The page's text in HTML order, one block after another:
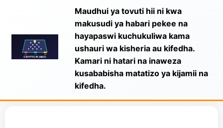
Maudhui ya tovuti hii ni kwa
makusudi ya habari pekee na
hayapaswi kuchukuliwa kama
ushauri wa kisheria au kifedha.
Kamari ni hatari na inaweza
kusababisha matatizo ya kijamii na
kifedha.